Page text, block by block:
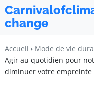
change
Accueil
Mode de vie
Agir au quotidien pour
diminuer votre empreinte